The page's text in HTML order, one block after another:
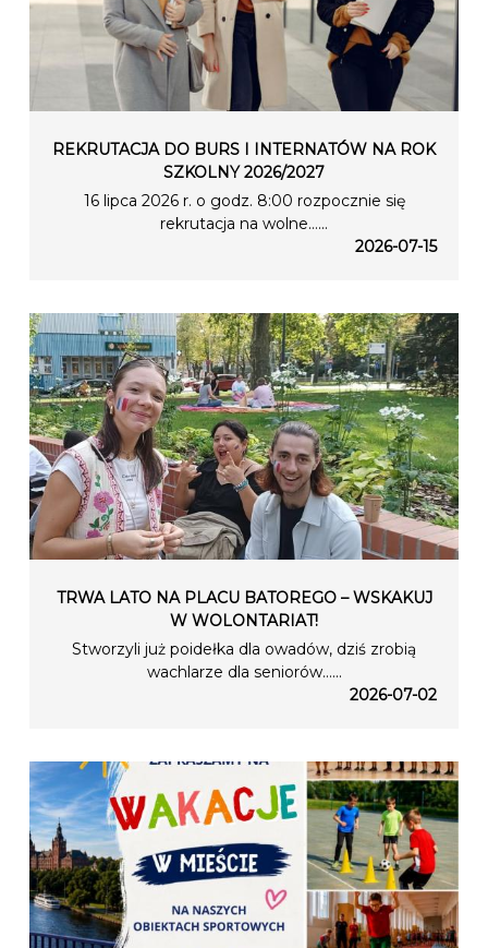
REKRUTACJA DO BURS I INTERNATÓW NA ROK
SZKOLNY 2026/2027
16 lipca 2026 r. o godz. 8:00 rozpocznie się
rekrutacja na wolne…...
2026-07-15
TRWA LATO NA PLACU BATOREGO – WSKAKUJ
W WOLONTARIAT!
Stworzyli już poidełka dla owadów, dziś zrobią
wachlarze dla seniorów…...
2026-07-02